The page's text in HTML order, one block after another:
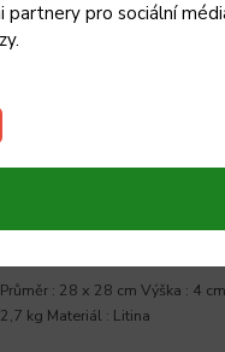
partnery pro sociální
Litinová pánev 28x28cm
Zvolit variantu
Průměr : 28 x 28 cm Výška : 4
2,7 kg Materiál : Litina